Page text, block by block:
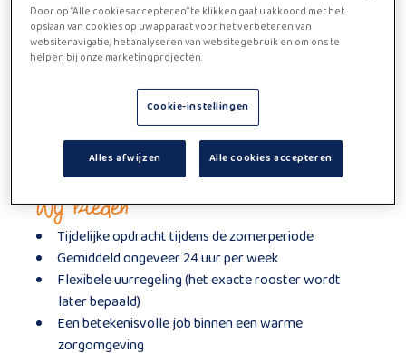
Ben jij een zorgzaam persoon die graag 's nachts
werkt en bewoners de beste zorg wil bieden?
Dan zijn wij op zoek naar jou!
Functie beschrijving
Als verzorgende tijdens de nacht sta je in voor de
ondersteuning en verzorging van bewoners. Je zorgt
mee voor hun comfort, veiligheid en welzijn gedurende
de nachturen.
Wij bieden
Tijdelijke opdracht tijdens de zomerperiode
Gemiddeld ongeveer 24 uur per week
Flexibele uurregeling (het exacte rooster wordt
later bepaald)
Een betekenisvolle job binnen een warme
zorgomgeving
Door op “Alle cookies accepteren” te klikken gaat u akkoord met het
opslaan van cookies op uw apparaat voor het verbeteren van
websitenavigatie, het analyseren van websitegebruik en om ons te
helpen bij onze marketingprojecten.
Cookie-instellingen
Alles afwijzen Alle cookies accepteren